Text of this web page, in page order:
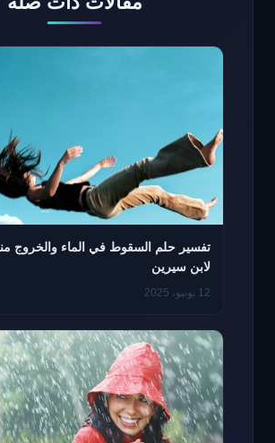
تفسير حلم السقوط في الماء والخروج
لابن سيرين
12 يونيو، 2025